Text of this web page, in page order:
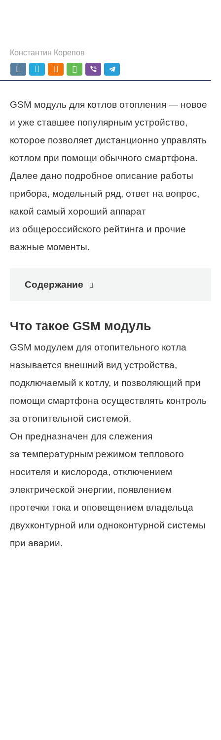
Константин Корепов
GSM модуль для котлов отопления — новое
и уже ставшее популярным устройство,
которое позволяет дистанционно управлять
котлом при помощи обычного смартфона.
Далее дано подробное описание работы
прибора, модельный ряд, ответ на вопрос,
какой самый хороший аппарат
из общероссийского рейтинга и прочие
важные моменты.
Содержание
Что такое GSM модуль
GSM модулем для отопительного котла
называется внешний вид устройства,
подключаемый к котлу, и позволяющий при
помощи смартфона осуществлять контроль
за отопительной системой.
Он предназначен для слежения
за температурным режимом теплового
носителя и кислорода, отключением
электрической энергии, появлением
протечки тока и оповещением владельца
двухконтурной или одноконтурной системы
при аварии.